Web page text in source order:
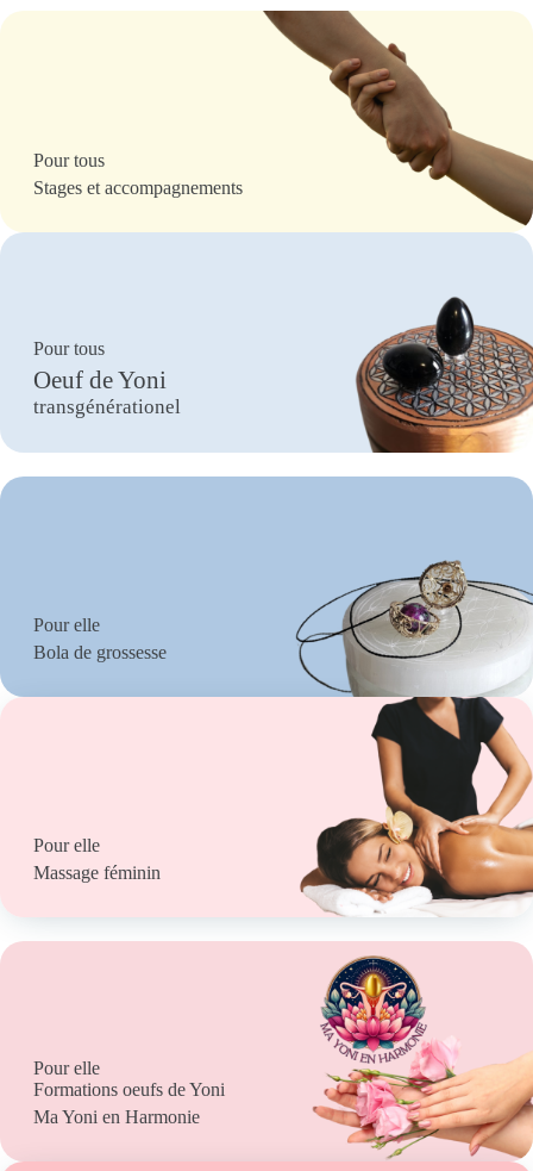
Pour tous
Stages et accompagnements
Pour tous
Oeuf de Yoni
transgénérationel
Pour elle
Bola de grossesse
Pour elle
Massage féminin
Pour elle
Formations oeufs de Yoni
Ma Yoni en Harmonie